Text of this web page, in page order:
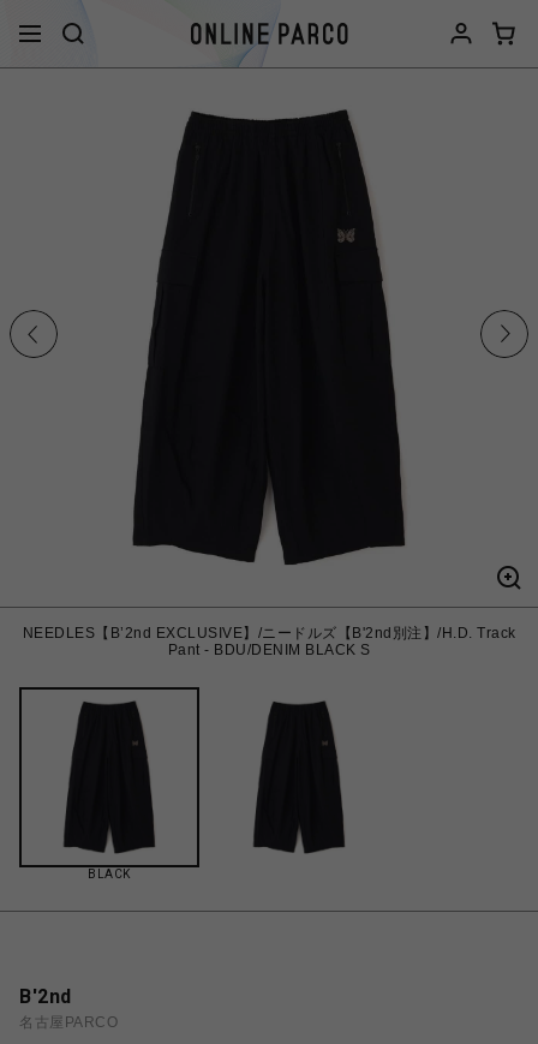
NEEDLES【B’2nd EXCLUSIVE】/ニードルズ【B'2nd別注】/H.D. Track
Pant - BDU/DENIM BLACK S
BLACK
B'2nd
名古屋PARCO